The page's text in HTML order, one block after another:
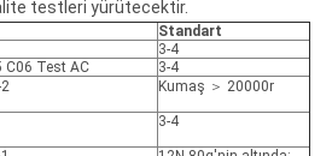
testleri yürütecektir.
Standart
3-4
C06 Test AC
3-4
Kumaş ＞ 20000r
3-4